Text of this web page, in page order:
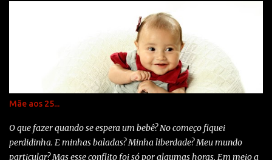
Mãe aos 25...
O que fazer quando se espera um bebê? No começo fiquei
perdidinha. E minhas baladas? Minha liberdade? Meu mundo
particular? Mas esse conflito foi só por algumas horas. Em meio a